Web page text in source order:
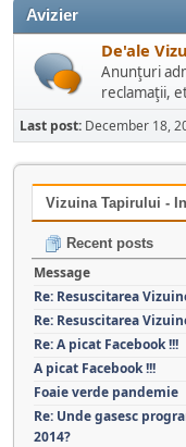
Avizier
De'ale
Anunţuri
reclamaţii,
Last post: December 18,
Vizuina Tapirului -
Recent posts
Message
Re: Resuscitarea
Re: Resuscitarea
Re: A picat Facebook !!!
A picat Facebook !!!
Foaie verde pandemie
Re: Unde gasesc
2014?